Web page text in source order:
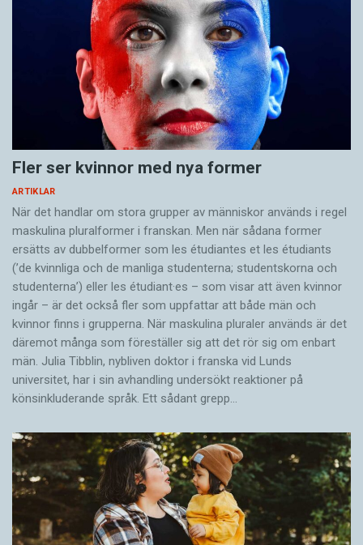
Fler ser kvinnor med nya former
ARTIKLAR
När det handlar om stora grupper av människor används i regel
maskulina pluralformer i franskan. Men när sådana ­former
ersätts av dubbel­former som les étudiantes et les étudiants
(’de kvinnliga och de manliga studenterna; studentskorna och
studenterna’) eller les étudiant·es – som visar att även kvinnor
ingår – är det också fler som uppfattar att både män och
kvinnor finns i grupperna. När maskulina pluraler används är det
där­emot många som föreställer sig att det rör sig om enbart
män. Julia Tibblin, nybliven doktor i franska vid Lunds
universitet, har i sin avhandling undersökt reaktioner på
könsinkluderande språk. Ett sådant grepp…